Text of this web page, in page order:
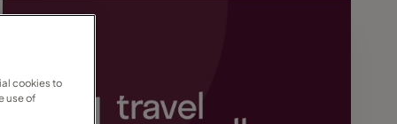
cookies to
use of